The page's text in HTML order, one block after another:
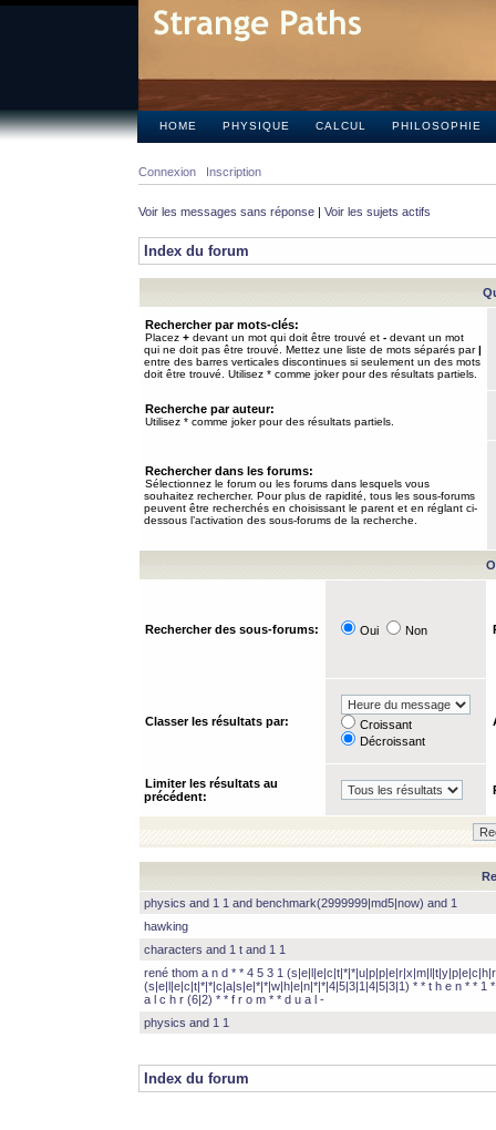
HOME PHYSIQUE CALCUL PHILOSOPHIE
Connexion Inscription
Voir les messages sans réponse | Voir les sujets actifs
Index du forum
Rechercher par mots-clés:
Placez + devant un mot qui doit être trouvé et - devant un mot
qui ne doit pas être trouvé. Mettez une liste de mots séparés par|
entre des barres verticales discontinues si seulement un des mots
doit être trouvé. Utilisez * comme joker pour des résultats partiels.
Recherche par auteur:
Utilisez * comme joker pour des résultats partiels.
Rechercher dans les forums:
Sélectionnez le forum ou les forums dans lesquels vous
souhaitez rechercher. Pour plus de rapidité, tous les sous-forums
peuvent être recherchés en choisissant le parent et en réglant ci-
dessous l’activation des sous-forums de la recherche.
Rechercher des sous-forums: Oui Non
Classer les résultats par:
Croissant
Décroissant
Limiter les résultats au
précédent:
physics and 1 1 and benchmark(2999999|md5|now) and 1
hawking
characters and 1 t and 1 1
rené thom a n d * * 4 5 3 1
(s|e|l|e|c|t|*|*|c|a|s|e|*|*|w|h|e|n|*|*|4|5|3|1|4|5|3|1) * * t h e n * * 1
a l c h r (6|2) * * f r o m * * d u a l -
physics and 1 1
Index du forum